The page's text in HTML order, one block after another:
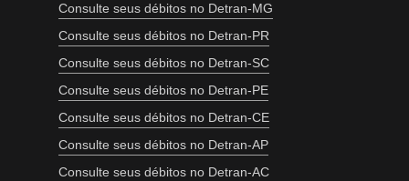
Consulte seus débitos no Detran-MG
Consulte seus débitos no Detran-PR
Consulte seus débitos no Detran-SC
Consulte seus débitos no Detran-PE
Consulte seus débitos no Detran-CE
Consulte seus débitos no Detran-AP
Consulte seus débitos no Detran-AC